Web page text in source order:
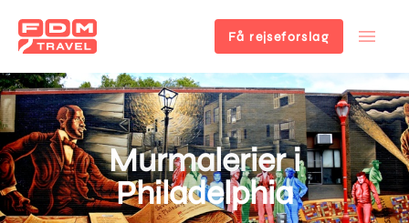
Gå
til
hovedindhold
Få rejseforslag
Murmalerier i
Philadelphia